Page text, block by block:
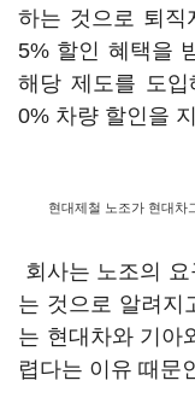
하는 것으로 퇴
5% 할인 혜택을
해당 제도를 도
0% 차량 할인을
현대제철 노조가 현대차
회사는 노조의
는 것으로 알려지
는 현대차와 기아
렵다는 이유 때문